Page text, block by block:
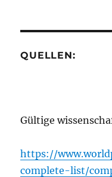
QUELLEN:
Gültige
https://
complete-list/